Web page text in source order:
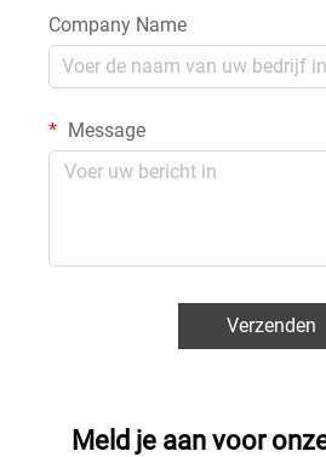
Company Name
Message
Verzenden
Meld je aan voor